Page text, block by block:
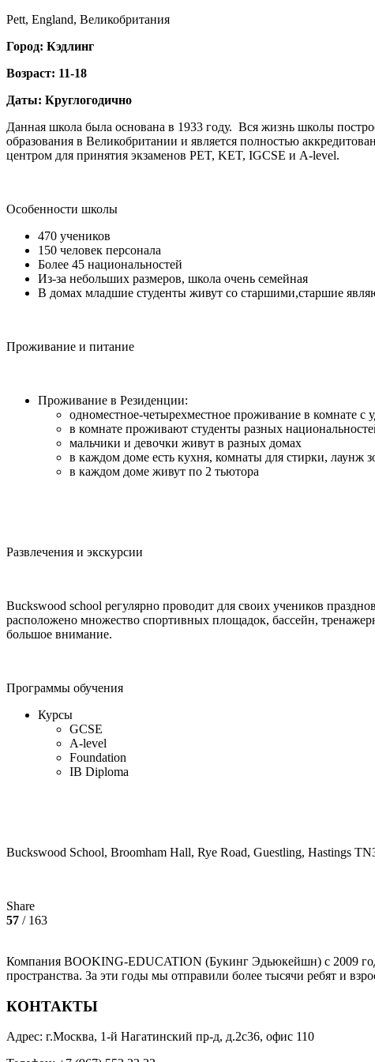
Pett, England, Великобритания
Город: Кэдлинг
Возраст: 11-18
Даты: Круглогодично
Данная школа была основана в 1933 году. Вся жизнь школы
образования в Великобритании и является полностью
центром для принятия экзаменов PET, KET, IGCSE и A-level.
Особенности школы
470 учеников
150 человек персонала
Более 45 национальностей
Из-за небольших размеров, школа очень семейная
В домах младшие студенты живут со старшими,старшие
Проживание и питание
Проживание в Резиденции:
одноместное-четырехместное проживание в комнате с
в комнате проживают студенты разных
мальчики и девочки живут в разных домах
в каждом доме есть кухня, комнаты для стирки, лаунж
в каждом доме живут по 2 тьютора
Развлечения и экскурсии
Buckswood school регулярно проводит для своих учеников
расположено множество спортивных площадок, бассейн,
большое внимание.
Программы обучения
Курсы
GCSE
A-level
Foundation
IB Diploma
Buckswood School, Broomham Hall, Rye Road, Guestling, Hastings
Share
57 / 163
Компания BOOKING-EDUCATION (Букинг Эдьюкейшн) с 2009
пространства. За эти годы мы отправили более тысячи ребят и
КОНТАКТЫ
Адрес: г.Москва, 1-й Нагатинский пр-д, д.2с36, офис 110